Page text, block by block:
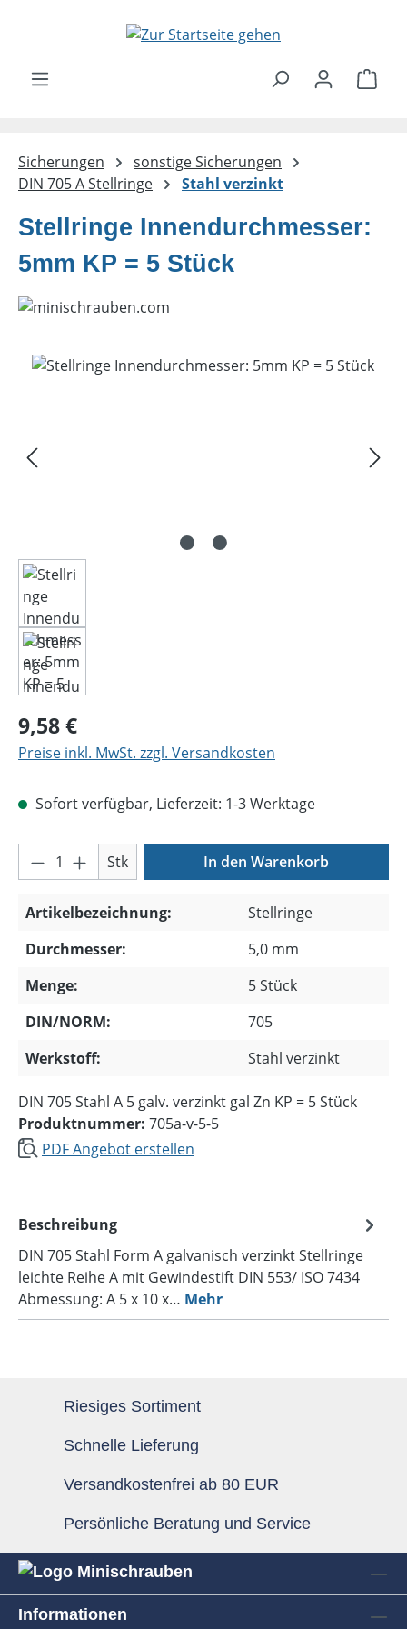
Zum Hauptinhalt springen
Sicherungen
sonstige Sicherungen
DIN 705 A Stellringe
Stahl verzinkt
Stellringe Innendurchmesser:
5mm KP = 5 Stück
Bildergalerie überspringen
Regulärer Preis:
9,58 €
Preise inkl. MwSt. zzgl. Versandkosten
Sofort verfügbar, Lieferzeit: 1-3 Werktage
Produkt Anzahl: Gib den gewünschten
Stk In den Warenkorb
Artikelbezeichnung:
Stellringe
Durchmesser:
5,0 mm
Menge:
5 Stück
DIN/NORM:
705
Werkstoff:
Stahl verzinkt
DIN 705 Stahl A 5 galv. verzinkt gal Zn KP = 5 Stück
Produktnummer: 705a-v-5-5
PDF Angebot erstellen
Beschreibung
DIN 705 Stahl Form A galvanisch verzinkt Stellringe
leichte Reihe A mit Gewindestift DIN 553/ ISO 7434
Abmessung: A 5 x 10 x… Mehr
Riesiges Sortiment
Schnelle Lieferung
Versandkostenfrei ab 80 EUR
Persönliche Beratung und Service
Informationen